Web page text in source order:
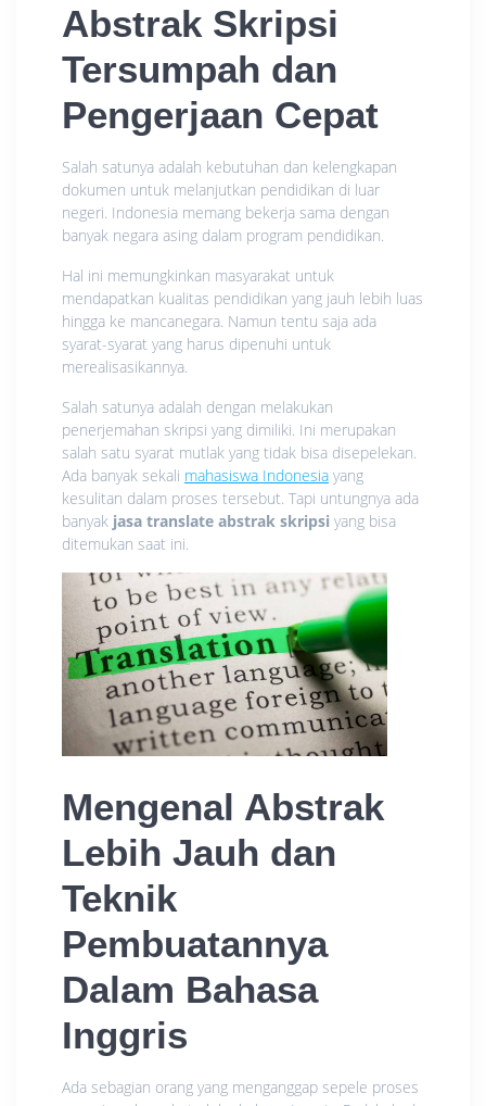
Abstrak Skripsi
Tersumpah dan
Pengerjaan Cepat
Salah satunya adalah kebutuhan dan kelengkapan
dokumen untuk melanjutkan pendidikan di luar
negeri. Indonesia memang bekerja sama dengan
banyak negara asing dalam program pendidikan.
Hal ini memungkinkan masyarakat untuk
mendapatkan kualitas pendidikan yang jauh lebih luas
hingga ke mancanegara. Namun tentu saja ada
syarat-syarat yang harus dipenuhi untuk
merealisasikannya.
Salah satunya adalah dengan melakukan
penerjemahan skripsi yang dimiliki. Ini merupakan
salah satu syarat mutlak yang tidak bisa disepelekan.
Ada banyak sekali mahasiswa Indonesia yang
kesulitan dalam proses tersebut. Tapi untungnya ada
banyak jasa translate abstrak skripsi yang bisa
ditemukan saat ini.
Mengenal Abstrak
Lebih Jauh dan
Teknik
Pembuatannya
Dalam Bahasa
Inggris
Ada sebagian orang yang menganggap sepele proses